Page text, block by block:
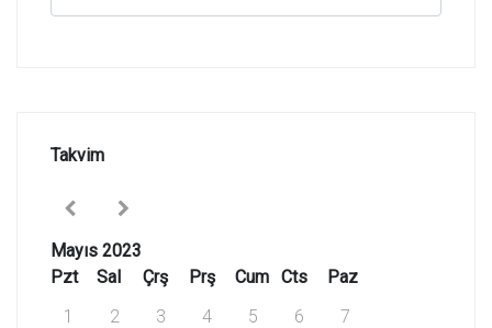
Takvim
Mayıs 2023
Pzt
Sal Çrş Prş Cum Cts
Paz
1
2 3 4 5 6 7